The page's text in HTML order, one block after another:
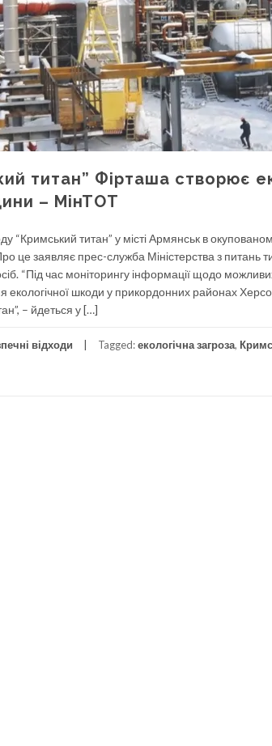
титан” Фірташа створює
– МінТОТ
“Кримський титан” у місті Армянськ в
це заявляє прес-служба Міністерства з питань
“Під час моніторингу інформації щодо
екологічної шкоди у прикордонних районах
– йдеться у […]
відходи Tagged:екологічна загроза,